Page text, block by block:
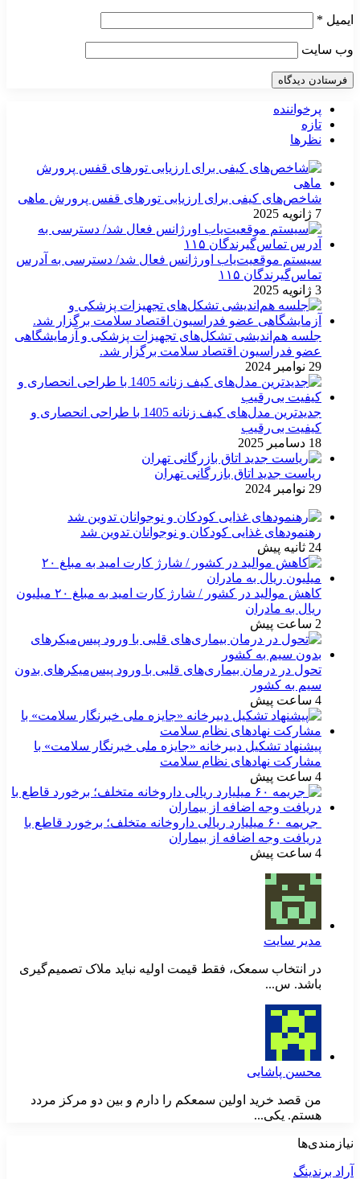
ایمیل *
وب‌ سایت
پرخواننده
تازه
نظرها
شاخص‌های کیفی برای ارزیابی تورهای قفس پرورش ماهی
7 ژانویه 2025
سیستم موقعیت‌یاب اورژانس فعال شد/ دسترسی به آدرس
تماس‌گیرندگان ۱۱۵
3 ژانویه 2025
جلسه هم‌اندیشی تشکل‌های تجهیزات پزشکی و آزمایشگاهی
عضو فدراسیون اقتصاد سلامت برگزار شد.
29 نوامبر 2024
جدیدترین مدل‌های کیف زنانه 1405 با طراحی انحصاری و
کیفیت بی‌رقیب
18 دسامبر 2025
ریاست جدید اتاق بازرگانی تهران
29 نوامبر 2024
رهنمودهای غذایی کودکان و نوجوانان تدوین شد
24 ثانیه پیش
کاهش موالید در کشور / شارژ کارت امید به مبلغ ۲۰ میلیون
ریال به مادران
2 ساعت پیش
تحول در درمان بیماری‌های قلبی با ورود پیس‌میکرهای بدون
سیم به کشور
4 ساعت پیش
پیشنهاد تشکیل دبیرخانه «جایزه ملی خبرنگار سلامت» با
مشارکت نهادهای نظام سلامت
4 ساعت پیش
جریمه ۶۰ میلیارد ریالی داروخانه متخلف؛ برخورد قاطع با
دریافت وجه اضافه از بیماران
4 ساعت پیش
مدیر سایت
در انتخاب سمعک، فقط قیمت اولیه نباید ملاک تصمیم‌گیری
باشد. س...
محسن پاشایی
من قصد خرید اولین سمعکم را دارم و بین دو مرکز مردد
هستم. یکی...
نیازمندی‌ها
آراد برندینگ